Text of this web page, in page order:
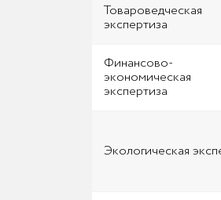
Товароведческая
экспертиза
Финансово-
экономическая
экспертиза
Экологическая